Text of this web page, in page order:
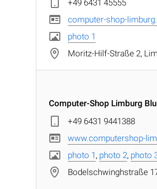
+49 6431 45555
computer-shop-
photo 1
Moritz-Hilf-Straße 2,
Computer-Shop Limburg
+49 6431 9441388
www.computershop-
photo 1 , photo 2, photo
Bodelschwinghstraße